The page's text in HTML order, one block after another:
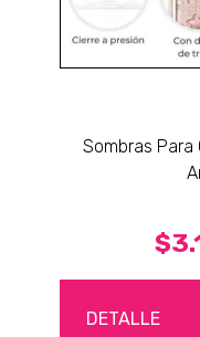
Sombras Para
DETALLE